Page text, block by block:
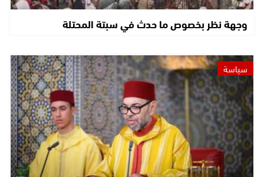
وجهة نظر بخصوص ما حدث في سبتة المحتلة
سياسة